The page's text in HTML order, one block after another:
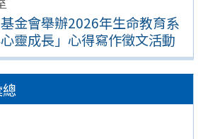
金會舉辦2026年生命教育系
靈成長」心得寫作徵文活動